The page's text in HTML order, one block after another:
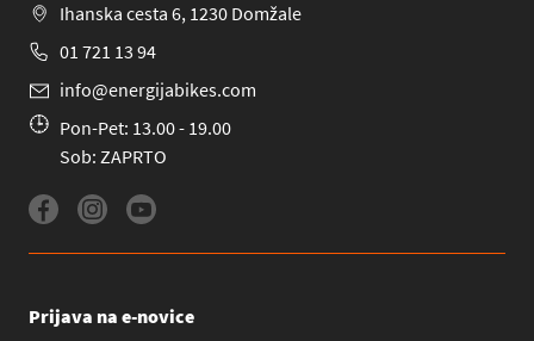
Ihanska cesta 6, 1230 Domžale
01 721 13 94
info@energijabikes.com
Pon-Pet: 13.00 - 19.00
Sob: ZAPRTO
Prijava na e-novice